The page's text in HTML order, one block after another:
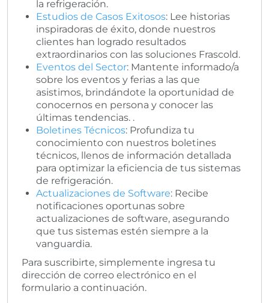
la refrigeración.
Estudios de Casos Exitosos: Lee historias
inspiradoras de éxito, donde nuestros
clientes han logrado resultados
extraordinarios con las soluciones Frascold.
Eventos del Sector: Mantente informado/a
sobre los eventos y ferias a las que
asistimos, brindándote la oportunidad de
conocernos en persona y conocer las
últimas tendencias. .
Boletines Técnicos: Profundiza tu
conocimiento con nuestros boletines
técnicos, llenos de información detallada
para optimizar la eficiencia de tus sistemas
de refrigeración.
Actualizaciones de Software: Recibe
notificaciones oportunas sobre
actualizaciones de software, asegurando
que tus sistemas estén siempre a la
vanguardia.
Para suscribirte, simplemente ingresa tu
dirección de correo electrónico en el
formulario a continuación.